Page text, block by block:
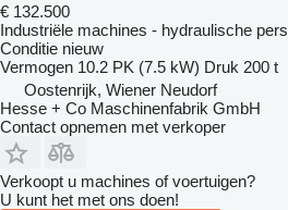
€ 132.500
Industriële machines - hydraulische pers
Conditie nieuw
Vermogen 10.2 PK (7.5 kW) Druk 200 t
Oostenrijk, Wiener Neudorf
Hesse + Co Maschinenfabrik GmbH
Contact opnemen met verkoper
Verkoopt u machines of voertuigen?
U kunt het met ons doen!